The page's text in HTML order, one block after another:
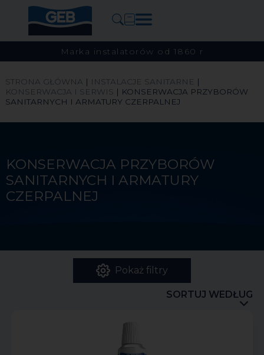
Marka instalatorów od 1860 r
STRONA GŁÓWNA | INSTALACJE SANITARNE
|
KONSERWACJA I SERWIS | KONSERWACJA PRZYBORÓW
SANITARNYCH I ARMATURY CZERPALNEJ
KONSERWACJA PRZYBORÓW
SANITARNYCH I ARMATURY
CZERPALNEJ
Pokaż filtry
SORTUJ WEDŁUG